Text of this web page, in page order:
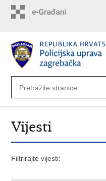
Vijesti
Filtrirajte vijesti: